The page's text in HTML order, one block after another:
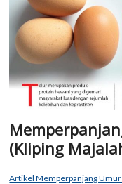
(Kliping
Artikel Memperpanjang Umur